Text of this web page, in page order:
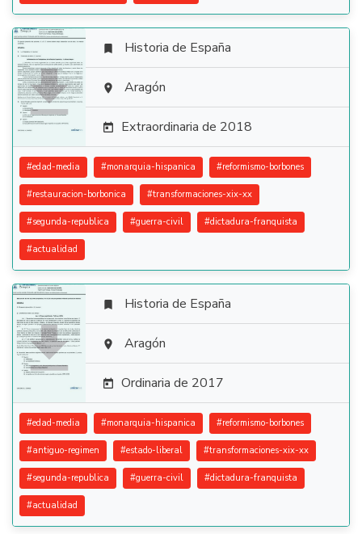

 Historia de España
 Aragón
 Extraordinaria de 2018
#edad-media #monarquia-hispanica #reformismo-borbones
#restauracion-borbonica #transformaciones-xix-xx
#segunda-republica #guerra-civil #dictadura-franquista
#actualidad

 Historia de España
 Aragón
 Ordinaria de 2017
#edad-media #monarquia-hispanica #reformismo-borbones
#antiguo-regimen #estado-liberal #transformaciones-xix-xx
#segunda-republica #guerra-civil #dictadura-franquista
#actualidad